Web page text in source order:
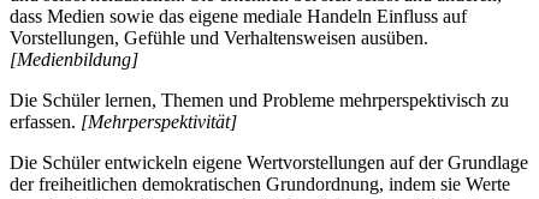
dass Medien sowie das eigene mediale Handeln Einfluss auf
Vorstellungen, Gefühle und Verhaltensweisen ausüben.
[Medienbildung]
Die Schüler lernen, Themen und Probleme mehrperspektivisch zu
erfassen. [Mehrperspektivität]
Die Schüler entwickeln eigene Wertvorstellungen auf der Grundlage
der freiheitlichen demokratischen Grundordnung, indem sie Werte